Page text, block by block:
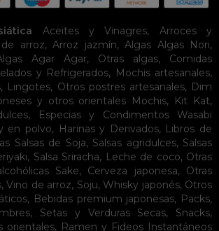
Aceites y Vinagres, Arroces y
arroz, Arroz jazmín, Algas Algas Nori,
Agar Agar, Otras algas, Comidas
y Refrigerados, Mochis artesanales,
, Lingotes, Otros postres artesanales, Dim
y otros orientales Mochis, Kit Kat,
, Especias y Condimentos
Wasabi
en polvo, Harinas y Derivados, Libros de
Salsas de Soja, Salsas agridulces, Salsas
, Salsa Sriracha, Leche de coco, Otras
Sake, Cerveza japonesa, Otras
, Vino de arroz, Soju, Whisky japonés, Otros
, Bebidas premium japonesas, Packs,
, Setas y Verduras Secas, Snacks,
orientales, Ramen y Fideos Instantáneos